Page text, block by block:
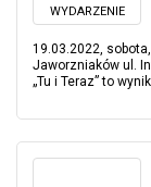
WYDARZENIE
19.03.2022,
Jaworzniaków ul.
„Tu i Teraz” to